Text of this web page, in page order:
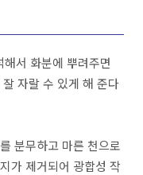
서 화분에 뿌려주면
자랄 수 있게 해 준다
분무하고 마른 천으로
가 제거되어 광합성 작